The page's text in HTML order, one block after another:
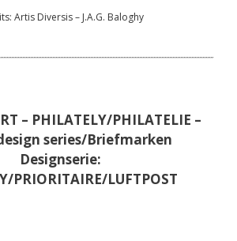
Artis Diversis – J.A.G. Baloghy
– PHILATELY/PHILATELIE –
series/Briefmarken
Designserie:
PRIORITAIRE/LUFTPOST